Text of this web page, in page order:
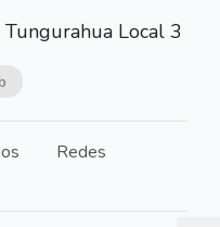
Local 3
Redes